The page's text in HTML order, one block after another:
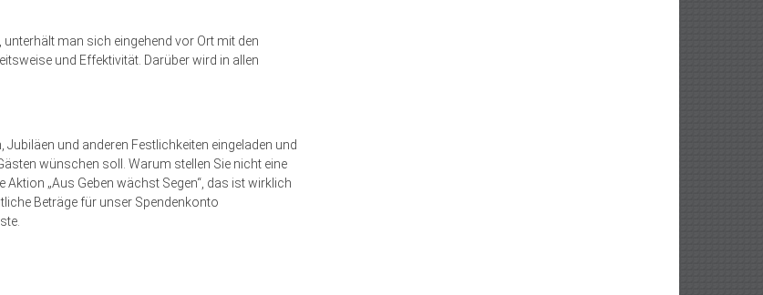
man sich eingehend vor Ort mit den
und Effektivität. Darüber wird in allen
und anderen Festlichkeiten eingeladen und
wünschen soll. Warum stellen Sie nicht eine
„Aus Geben wächst Segen“, das ist wirklich
Beträge für unser Spendenkonto